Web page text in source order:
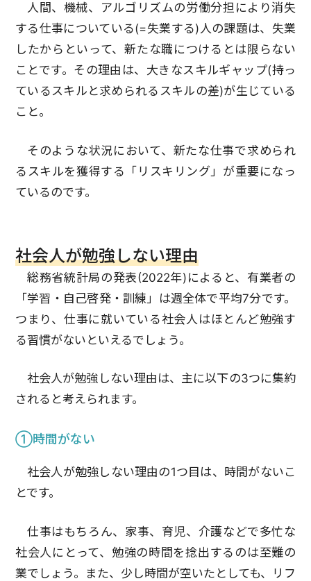
人間、機械、アルゴリズムの労働分担により消失
する仕事についている(=失業する)人の課題は、失業
したからといって、新たな職につけるとは限らない
ことです。その理由は、大きなスキルギャップ(持っ
ているスキルと求められるスキルの差)が生じている
こと。
そのような状況において、新たな仕事で求められ
るスキルを獲得する「リスキリング」が重要になっ
ているのです。
社会人が勉強しない理由
総務省統計局の発表(2022年)によると、有業者の
「学習・自己啓発・訓練」は週全体で平均7分です。
つまり、仕事に就いている社会人はほとんど勉強す
る習慣がないといえるでしょう。
社会人が勉強しない理由は、主に以下の3つに集約
されると考えられます。
①時間がない
社会人が勉強しない理由の1つ目は、時間がないこ
とです。
仕事はもちろん、家事、育児、介護などで多忙な
社会人にとって、勉強の時間を捻出するのは至難の
業でしょう。また、少し時間が空いたとしても、リフ